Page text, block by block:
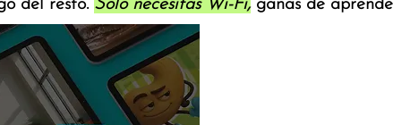
del resto. Solo necesitas Wi-Fi,ganas de